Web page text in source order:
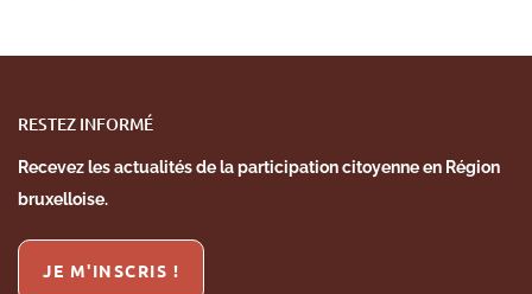
RESTEZ INFORMÉ
Recevez les actualités de laparticipation citoyenne en Région
bruxelloise.
JE M'INSCRIS !